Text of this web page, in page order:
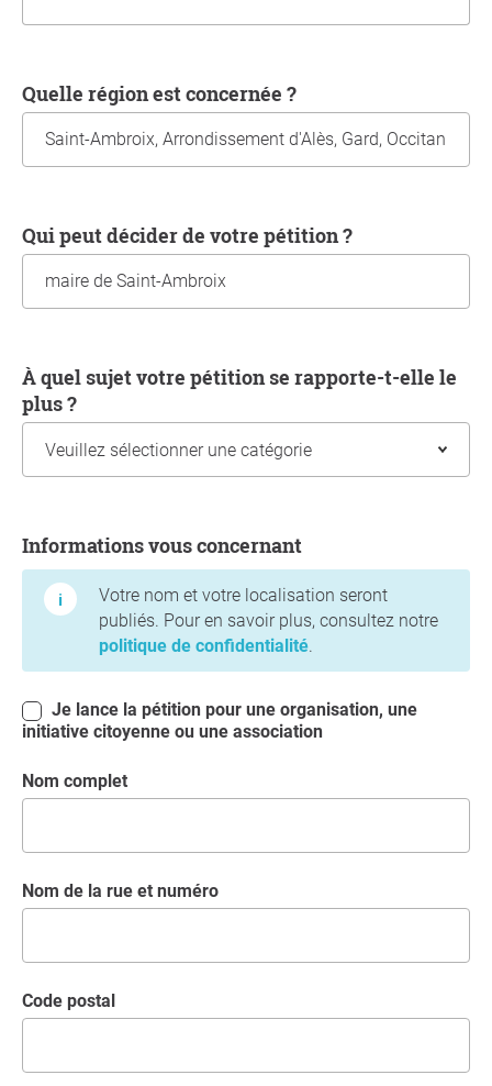
Quelle région est concernée ?
Qui peut décider de votre pétition ?
À quel sujet votre pétition se rapporte-t-elle le
plus ?
Informations vous concernant
Votre nom et votre localisation seront
publiés. Pour en savoir plus, consultez notre
politique de confidentialité.
initiative citoyenne ou une association
Nom complet
Nom de la rue et numéro
code postal